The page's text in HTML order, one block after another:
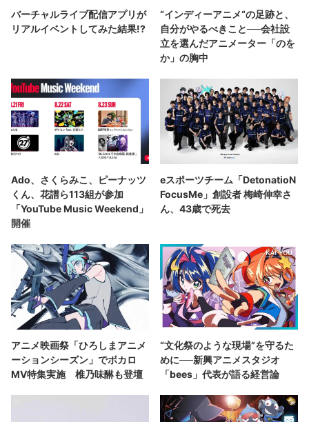
バーチャルライブ配信アプリが
リアルイベントしてみた結果!?
“インディーアニメ“の足跡と、
自分がやるべきこと──会社設
立を選んだアニメーター「のを
か」の胸中
Ado、さくらみこ、ピーナッツ
くん、花譜ら113組が参加
「YouTube Music Weekend」
開催
eスポーツチーム「DetonatioN
FocusMe」創設者 梅崎伸幸さ
ん、43歳で死去
アニメ映画祭「ひろしまアニメ
ーションシーズン」でボカロ
MV特集実施 椎乃味醂も登壇
“文化祭のような現場”を守るた
めに──新興アニメスタジオ
「bees」代表が語る経営論